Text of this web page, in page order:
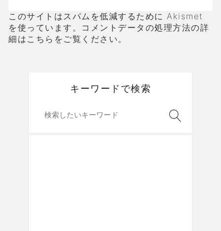
このサイトはスパムを低減するために Akismet
を使っています。 コメントデータの処理方法の詳
細はこちらをご覧ください。
キーワードで検索